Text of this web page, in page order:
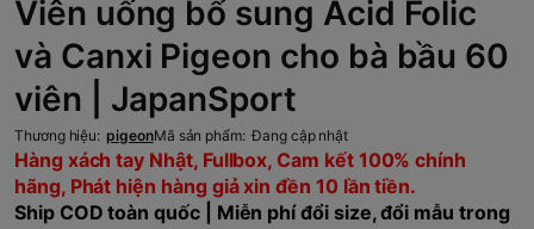
Viên uống bổ sung Acid Folic
và Canxi Pigeon cho bà bầu 60
viên | JapanSport
Thương hiệu: pigeonMã sản phẩm: Đang cập nhật
Hàng xách tay Nhật, Fullbox, Cam kết 100% chính
hãng, Phát hiện hàng giả xin đền 10 lần tiền.
Ship COD toàn quốc | Miễn phí đổi size, đổi mẫu trong